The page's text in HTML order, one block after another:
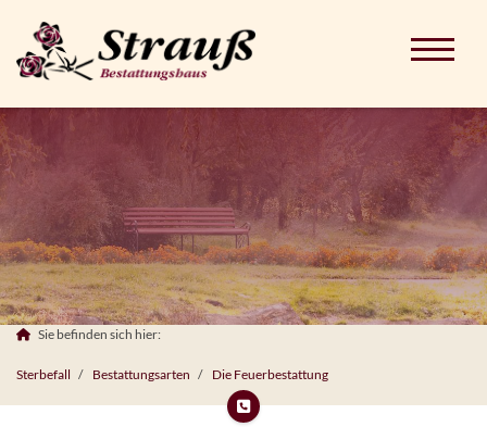
Sie befinden sich hier:
Sterbefall Bestattungsarten Die Feuerbestattung